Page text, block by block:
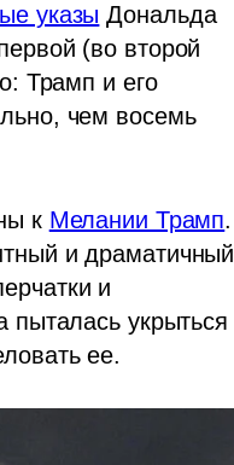
указы Дональда
(во второй
Трамп и его
чем восемь
к Мелании Трамп.
и драматичный
и
пыталась укрыться
ее.